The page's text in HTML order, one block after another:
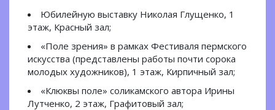
Юбилейную выставку Николая Глущенко, 1
этаж, Красный зал;
«Поле зрения» в рамках Фестиваля пермского
искусства (представлены работы почти сорока
молодых художников), 1 этаж, Кирпичный зал;
«Клюквы поле» соликамского автора Ирины
Лутченко, 2 этаж, Графитовый зал;